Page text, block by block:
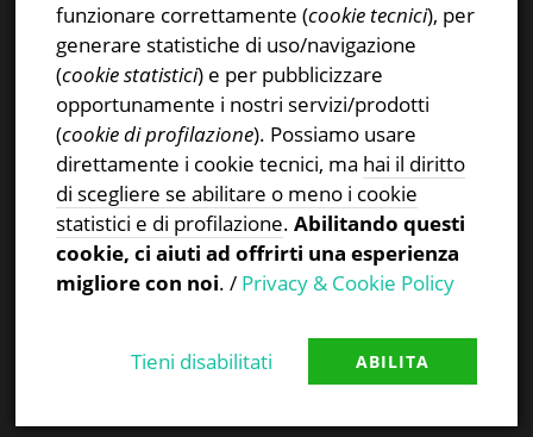
CERCA NEL SITO
Ricerca
Proudly powered by WordPress
funzionare correttamente (cookie tecnici), per
generare statistiche di uso/navigazione
(cookie statistici) e per pubblicizzare
opportunamente i nostri servizi/prodotti
(cookie di profilazione). Possiamo usare
direttamente i cookie tecnici, ma hai il diritto
di scegliere se abilitare o meno i cookie
statistici e di profilazione.Abilitando questi
cookie, ci aiuti ad offrirti una esperienza
migliore con noi. / Privacy & Cookie Policy
ABILITA
Tieni disabilitati